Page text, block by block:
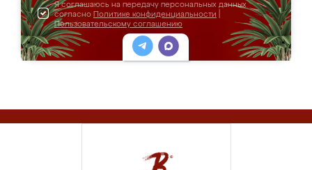
Я соглашаюсь на передачу персональных данных
согласно Политике конфиденциальности
Пользовательскому соглашению